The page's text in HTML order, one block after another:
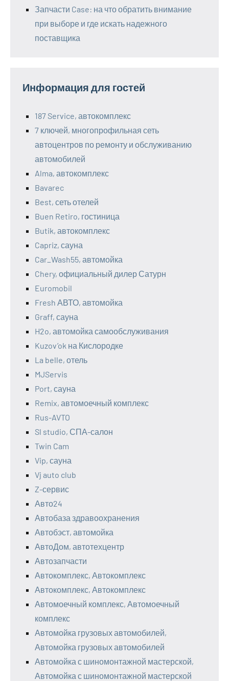
Запчасти Case: на что обратить внимание
при выборе и где искать надежного
поставщика
Информация для гостей
187 Service, автокомплекс
7 ключей, многопрофильная сеть
автоцентров по ремонту и обслуживанию
автомобилей
Alma, автокомплекс
Bavarec
Best, сеть отелей
Buen Retiro, гостиница
Butik, автокомплекс
Capriz, сауна
Car_Wash55, автомойка
Chery, официальный дилер Сатурн
Euromobil
Fresh АВТО, автомойка
Graff, сауна
H2o, автомойка самообслуживания
Kuzov’ok на Кислородке
La belle, отель
MJServis
Port, сауна
Remix, автомоечный комплекс
Rus-AVTO
Sl studio, СПА-салон
Twin Cam
Vip, сауна
Vj auto club
Z-сервис
Авто24
Автобаза здравоохранения
Автобэст, автомойка
АвтоДом, автотехцентр
Автозапчасти
Автокомплекс, Автокомплекс
Автокомплекс, Автокомплекс
Автомоечный комплекс, Автомоечный
комплекс
Автомойка грузовых автомобилей,
Автомойка грузовых автомобилей
Автомойка с шиномонтажной мастерской,
Автомойка с шиномонтажной мастерской